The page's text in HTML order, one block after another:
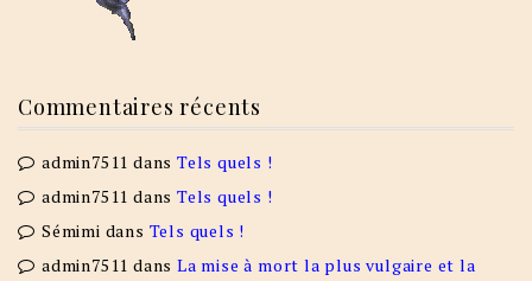
Commentaires récents
admin7511 dansTels quels !
admin7511 dansTels quels !
Sémimi dans Tels quels !
admin7511 dansLa mise à mort la plus vulgaire et la